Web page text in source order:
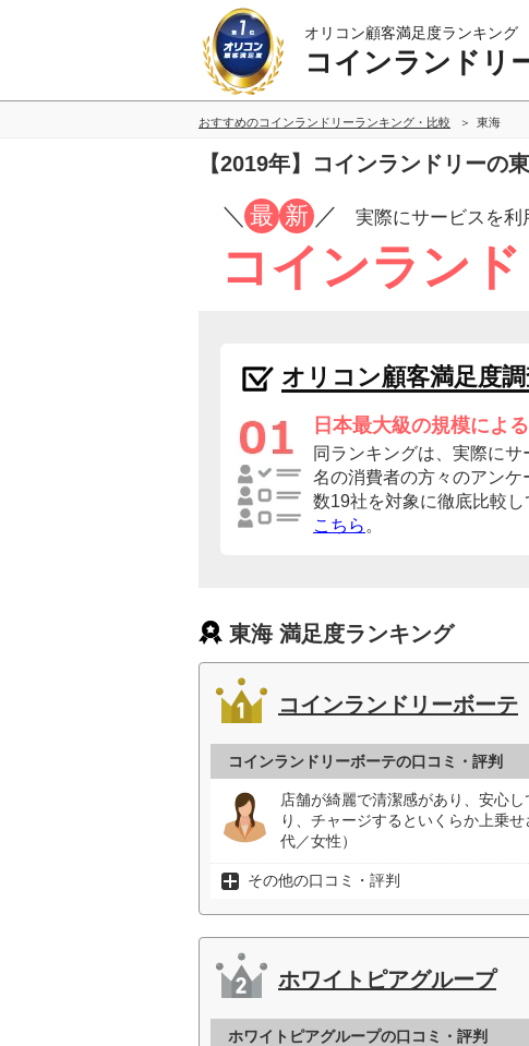
オリコン顧客満足度ランキング
コインランドリ
おすすめのコインランドリーランキング・比較 東海
【2019年】コインランドリーの
／ 最 新 ／ 実際にサービスを利
コインラン
オリコン顧客満足度
日本最大級の規模によ
同ランキングは、実際に
名の消費者の方々のアンケ
数19社を対象に徹底比較
こちら 。
東海 満足度ランキング
コインランドリーボーテ
コインランドリーボーテの口コミ・評判
店舗が綺麗で清潔感があり、安心
り、チャージするといくらか上乗
代／女性）
その他の口コミ・評判
ホワイトピアグループ
ホワイトピアグループの口コミ・評判